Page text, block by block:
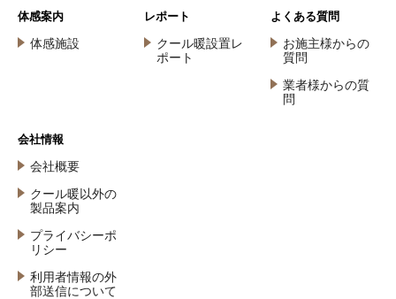
体感案内
体感施設
レポート
クール暖設置レ
ポート
よくある質問
お施主様からの
質問
業者様からの質
問
会社情報
会社概要
クール暖以外の
製品案内
プライバシーポ
リシー
利用者情報の外
部送信について